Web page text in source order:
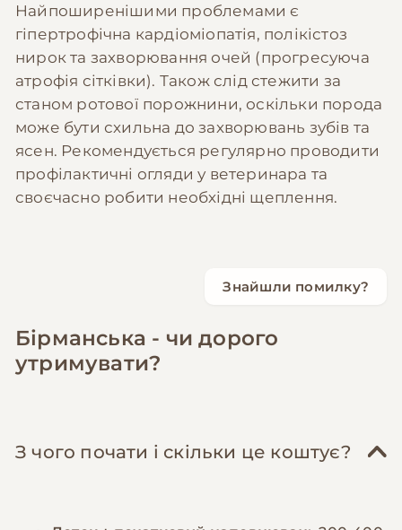
Найпоширенішими проблемами є
гіпертрофічна кардіоміопатія, полікістоз
нирок та захворювання очей (прогресуюча
атрофія сітківки). Також слід стежити за
станом ротової порожнини, оскільки порода
може бути схильна до захворювань зубів та
ясен. Рекомендується регулярно проводити
профілактичні огляди у ветеринара та
своєчасно робити необхідні щеплення.
Знайшли помилку?
Бірманська - чи дорого
утримувати?
З чого почати і скільки це коштує?